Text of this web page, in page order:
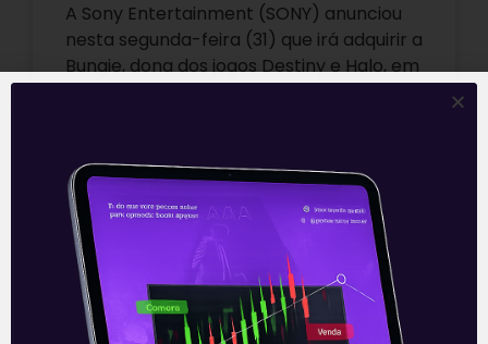
A Sony Entertainment (SONY) anunciou
nesta segunda-feira (31) que irá adquirir a
Bungie, dona dos jogos Destiny e Halo, em
01/02/2022
E EU COM ISSO